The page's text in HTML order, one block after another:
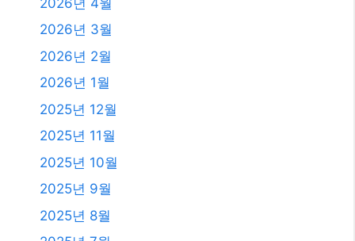
2025년 7월
2025년 6월
2025년 4월
2025년 3월
2025년 2월
2025년 1월
2024년 12월
2024년 4월
2024년 2월